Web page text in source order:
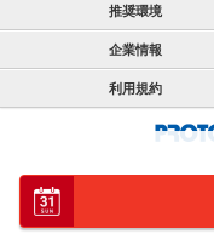
推奨環境
企業情報
利用規約